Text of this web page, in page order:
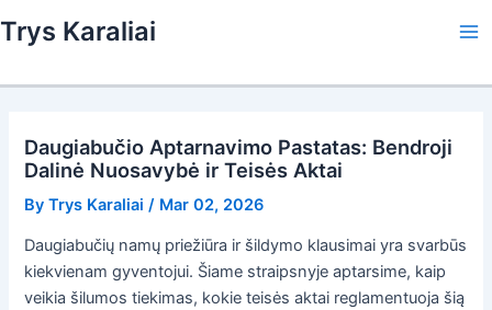
to
Trys Karaliai
Daugiabučio Aptarnavimo Pastatas: Bendroji
Dalinė Nuosavybė ir Teisės Aktai
ByTrys Karaliai / Mar 02, 2026
Daugiabučių namų priežiūra ir šildymo klausimai yra svarbūs
kiekvienam gyventojui. Šiame straipsnyje aptarsime, kaip
veikia šilumos tiekimas, kokie teisės aktai reglamentuoja šią